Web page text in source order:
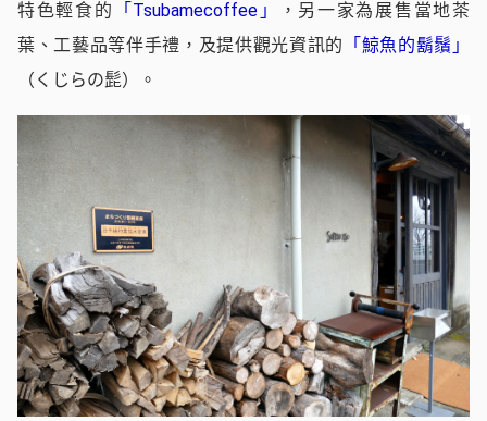
特色輕食的
「Tsubamecoffee」
，另一家為展售當地茶
葉、工藝品等伴手禮，及提供觀光資訊的
「鯨魚的鬍鬚」
（くじらの髭）。